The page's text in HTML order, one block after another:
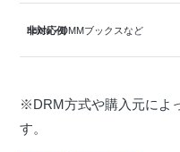
非対応例
honto・DMMブックスなど
※DRM方式や購入元によ
す。